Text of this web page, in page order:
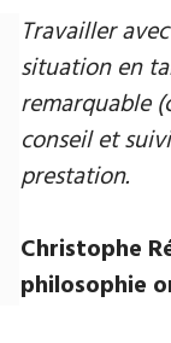
Travailler
situation en
remarquable
conseil et
prestation.
Christophe
philosophie